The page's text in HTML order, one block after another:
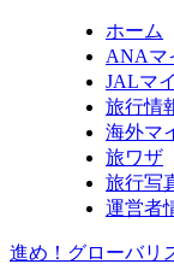
ホーム
ANAマ
JALマ
旅行情
海外マ
旅ワザ
旅行写
運営者
進め！グローバリ